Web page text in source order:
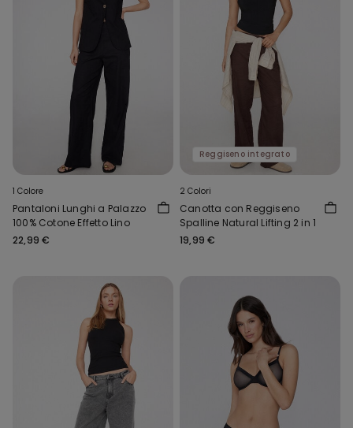
1 Colore
Pantaloni Lunghi a Palazzo
100% Cotone Effetto Lino
22,99 €
Reggiseno integrato
2 Colori
Canotta con Reggiseno
Spalline Natural Lifting 2 in 1
19,99 €